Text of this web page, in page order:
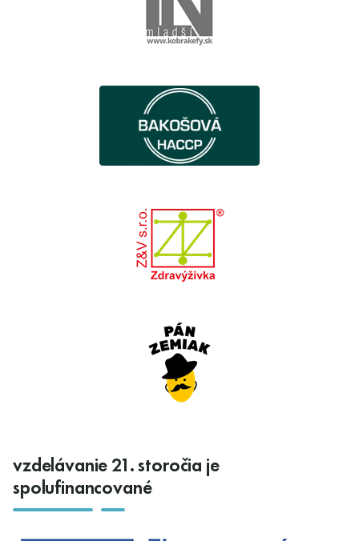
vzdelávanie 21. storočia je
spolufinancované